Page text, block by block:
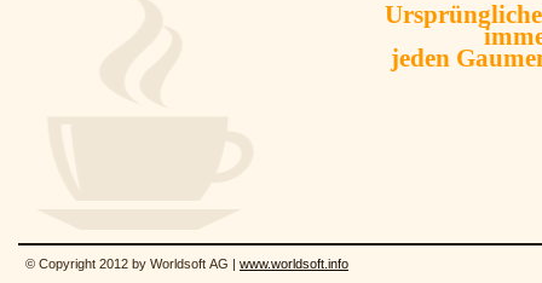
jeden
© Copyright 2012 by Worldsoft AG | www.worldsoft.info